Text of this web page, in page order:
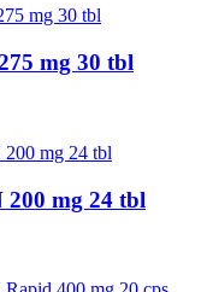
mg 30 tbl
mg 24 tbl